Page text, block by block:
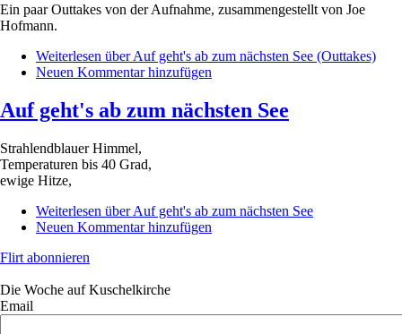
Ein paar Outtakes von der Aufnahme, zusammengestellt von Joe
Hofmann.
Weiterlesen über Auf geht's ab zum nächsten See (Outtakes)
Neuen Kommentar hinzufügen
Auf geht's ab zum nächsten See
Strahlendblauer Himmel,
Temperaturen bis 40 Grad,
ewige Hitze,
Weiterlesen über Auf geht's ab zum nächsten See
Neuen Kommentar hinzufügen
Flirt abonnieren
Die Woche auf Kuschelkirche
Email